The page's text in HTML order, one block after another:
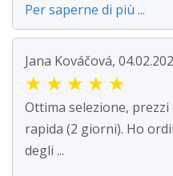
Per saperne di più ...
Jana Kováčová,
★ ★ ★ ★ ★
Ottima selezione,
rapida (2 giorni). Ho
degli ...